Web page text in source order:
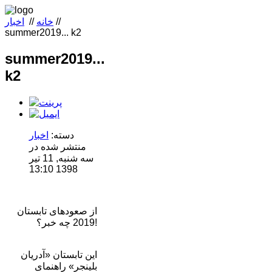
خانه // اخبار
//
summer2019... k2
summer2019...
k2
دسته: اخبار
منتشر شده در
سه شنبه, 11 تیر
1398 13:10
از صعودهای تابستان
2019 چه خبر؟!
این تابستان «آدریان
بلینجر» راهنمای